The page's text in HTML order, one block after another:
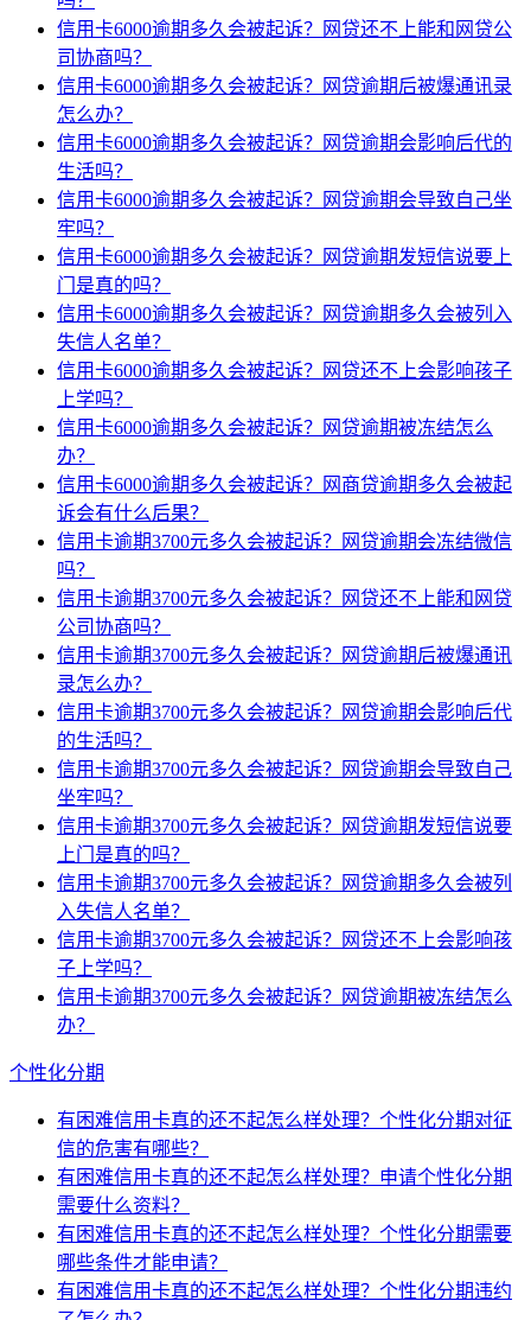
信用卡6000逾期多久会被起诉？网贷还不上能和网贷公
司协商吗？
信用卡6000逾期多久会被起诉？网贷逾期后被爆通讯录
怎么办？
信用卡6000逾期多久会被起诉？网贷逾期会影响后代的
生活吗？
信用卡6000逾期多久会被起诉？网贷逾期会导致自己坐
牢吗？
信用卡6000逾期多久会被起诉？网贷逾期发短信说要上
门是真的吗？
信用卡6000逾期多久会被起诉？网贷逾期多久会被列入
失信人名单？
信用卡6000逾期多久会被起诉？网贷还不上会影响孩子
上学吗？
信用卡6000逾期多久会被起诉？网贷逾期被冻结怎么
办？
信用卡6000逾期多久会被起诉？网商贷逾期多久会被起
诉会有什么后果？
信用卡逾期3700元多久会被起诉？网贷逾期会冻结微信
吗？
信用卡逾期3700元多久会被起诉？网贷还不上能和网贷
公司协商吗？
信用卡逾期3700元多久会被起诉？网贷逾期后被爆通讯
录怎么办？
信用卡逾期3700元多久会被起诉？网贷逾期会影响后代
的生活吗？
信用卡逾期3700元多久会被起诉？网贷逾期会导致自己
坐牢吗？
信用卡逾期3700元多久会被起诉？网贷逾期发短信说要
上门是真的吗？
信用卡逾期3700元多久会被起诉？网贷逾期多久会被列
入失信人名单？
信用卡逾期3700元多久会被起诉？网贷还不上会影响孩
子上学吗？
信用卡逾期3700元多久会被起诉？网贷逾期被冻结怎么
办？
个性化分期
有困难信用卡真的还不起怎么样处理？个性化分期对征
信的危害有哪些？
有困难信用卡真的还不起怎么样处理？申请个性化分期
需要什么资料？
有困难信用卡真的还不起怎么样处理？个性化分期需要
哪些条件才能申请？
有困难信用卡真的还不起怎么样处理？个性化分期违约